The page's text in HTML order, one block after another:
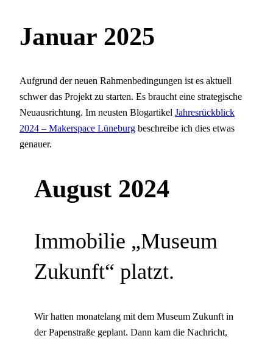
Januar 2025
Aufgrund der neuen Rahmenbedingungen ist es aktuell
schwer das Projekt zu starten. Es braucht eine strategische
Neuausrichtung. Im neusten Blogartikel Jahresrückblick
2024 – Makerspace Lüneburg beschreibe ich dies etwas
genauer.
August 2024
Immobilie „Museum
Zukunft“ platzt.
Wir hatten monatelang mit dem Museum Zukunft in
der Papenstraße geplant. Dann kam die Nachricht,